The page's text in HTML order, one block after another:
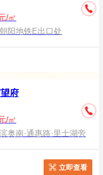
/㎡
朝阳地铁E出口处
府
/㎡
滨奥南·通惠路·里士湖旁
立即查看